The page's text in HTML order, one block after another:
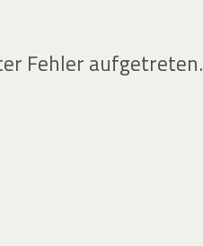
Fehler aufgetreten.